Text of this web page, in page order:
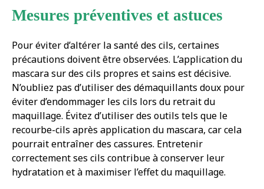
Mesures préventives et astuces
Pour éviter d’altérer la santé des cils, certaines
précautions doivent être observées. L’application du
mascara sur des cils propres et sains est décisive.
N’oubliez pas d’utiliser des démaquillants doux pour
éviter d’endommager les cils lors du retrait du
maquillage. Évitez d’utiliser des outils tels que le
recourbe-cils après application du mascara, car cela
pourrait entraîner des cassures. Entretenir
correctement ses cils contribue à conserver leur
hydratation et à maximiser l’effet du maquillage.